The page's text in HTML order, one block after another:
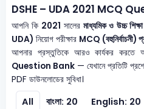
DSHE – UDA 2021 MCQ
আপনি কি 2021 সালেরমাধ্যমিক ও উচ্চ
UDA) নিয়োগ পরীক্ষার MCQ (বহুনির্বাচনী)
আপনার প্রস্তুতিকে আরও কার্যকর করতে
Question Bank — যেখানে প্রতিটি
PDF ডাউনলোডের সুবিধা।
All বাংলা: 20 English: 20